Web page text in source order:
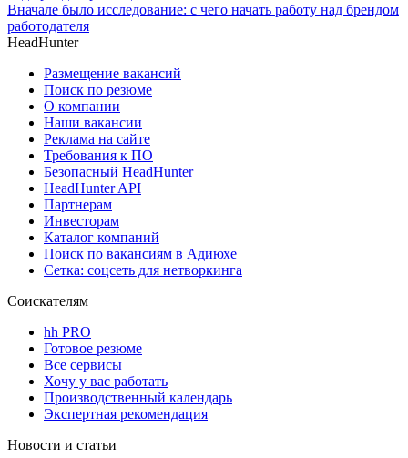
Вначале было исследование: с чего начать работу над брендом
работодателя
HeadHunter
Размещение вакансий
Поиск по резюме
О компании
Наши вакансии
Реклама на сайте
Требования к ПО
Безопасный HeadHunter
HeadHunter API
Партнерам
Инвесторам
Каталог компаний
Поиск по вакансиям в Адиюхе
Сетка: соцсеть для нетворкинга
Соискателям
hh PRO
Готовое резюме
Все сервисы
Хочу у вас работать
Производственный календарь
Экспертная рекомендация
Новости и статьи